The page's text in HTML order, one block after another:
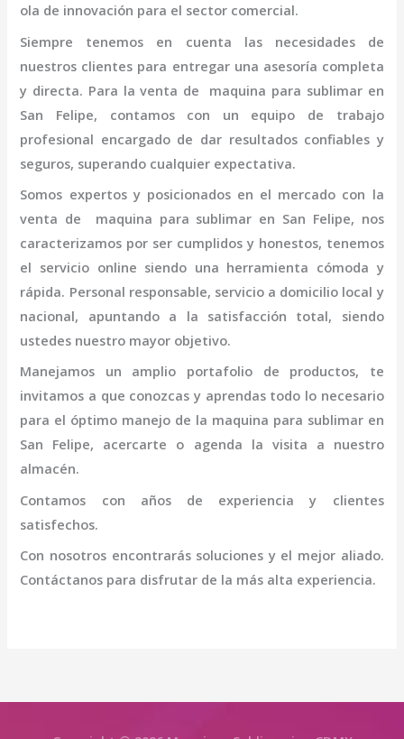
ola de innovación para el sector comercial.
Siempre tenemos en cuenta las necesidades de
nuestros clientes para entregar una asesoría completa
y directa. Para la venta de maquina para sublimar en
San Felipe, contamos con un equipo de trabajo
profesional encargado de dar resultados confiables y
seguros, superando cualquier expectativa.
Somos expertos y posicionados en el mercado con la
venta de maquina para sublimar en San Felipe, nos
caracterizamos por ser cumplidos y honestos, tenemos
el servicio online siendo una herramienta cómoda y
rápida. Personal responsable, servicio a domicilio local y
nacional, apuntando a la satisfacción total, siendo
ustedes nuestro mayor objetivo.
Manejamos un amplio portafolio de productos, te
invitamos a que conozcas y aprendas todo lo necesario
para el óptimo manejo de la maquina para sublimar en
San Felipe, acercarte o agenda la visita a nuestro
almacén.
Contamos con años de experiencia y clientes
satisfechos.
Con nosotros encontrarás soluciones y el mejor aliado.
Contáctanos para disfrutar de la más alta experiencia.